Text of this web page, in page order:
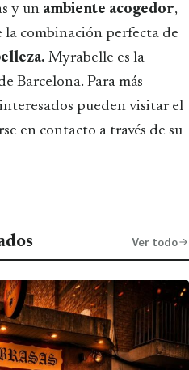
y un ambiente acogedor,
combinación perfecta de
Myrabelle es la
Barcelona. Para más
pueden visitar el
en contacto a través de su
Ver todo